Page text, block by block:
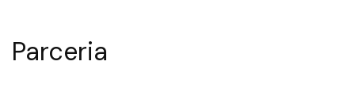
Parceria